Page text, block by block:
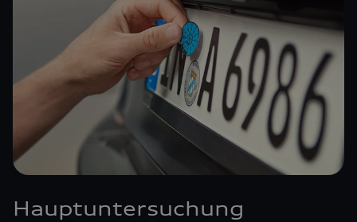
Hauptuntersuchung